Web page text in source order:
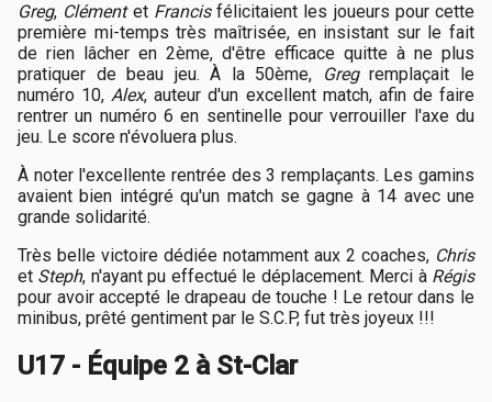
Greg, Clémentet Francisfélicitaient les joueurs pour cette
première mi-temps très maîtrisée, en insistant sur le fait
de rien lâcher en 2ème, d'être efficace quitte à ne plus
pratiquer de beau jeu. À la 50ème,
Gregremplaçait le
numéro 10,Alex, auteur d'un excellent match, afin de faire
rentrer un numéro 6 en sentinelle pour verrouiller l'axe du
jeu. Le score n'évoluera plus.
À noter l'excellente rentrée des 3 remplaçants. Les gamins
avaient bien intégré qu'un match se gagne à 14 avec une
grande solidarité.
Très belle victoire dédiée notamment aux 2 coaches, Chris
et Steph, n'ayant pu effectué le déplacement. Merci à Régis
pour avoir accepté le drapeau de touche ! Le retour dans le
minibus, prêté gentiment par le S.C.P, fut très joyeux !!!
U17 - Équipe 2 à St-Clar